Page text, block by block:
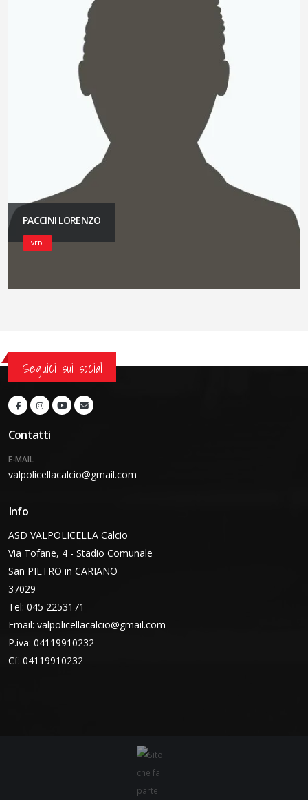
PACCINI LORENZO
VEDI
Seguici sui social
Contatti
E-MAIL
valpolicellacalcio@gmail.com
Info
ASD VALPOLICELLA Calcio
Via Tofane, 4 - Stadio Comunale
San PIETRO in CARIANO
37029
Tel: 045 2253171
Email: valpolicellacalcio@gmail.com
P.iva: 04119910232
Cf: 04119910232